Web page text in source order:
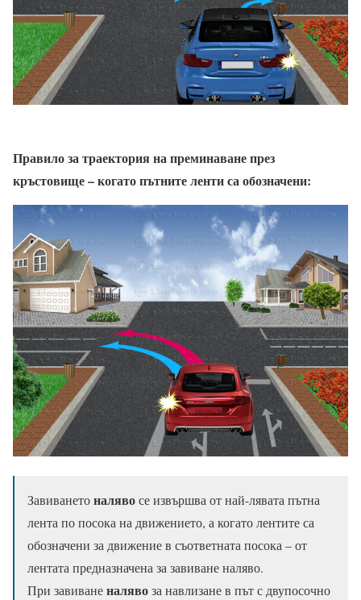
Правило за траектория на преминаване през
кръстовище – когато пътните ленти са обозначени:
Завиванетоналявосе извършва от най-лявата пътна
лента по посока на движението, а когато лентите са
обозначени за движение в съответната посока – от
лентата предназначена за завиване наляво.
При завиваненалявоза навлизане в път с двупосочно